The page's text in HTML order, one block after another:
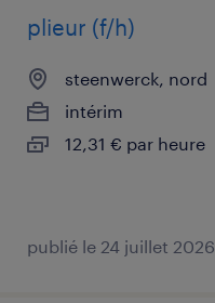
plieur (f/h)
steenwerck, nord
intérim
12,31 € par heure
publié le 24 juillet 2026